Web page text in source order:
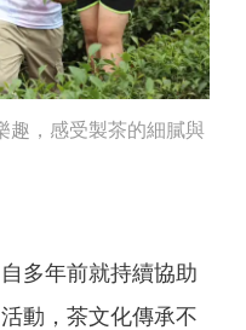
趣，感受製茶的細膩與
多年前就持續協助
動，茶文化傳承不